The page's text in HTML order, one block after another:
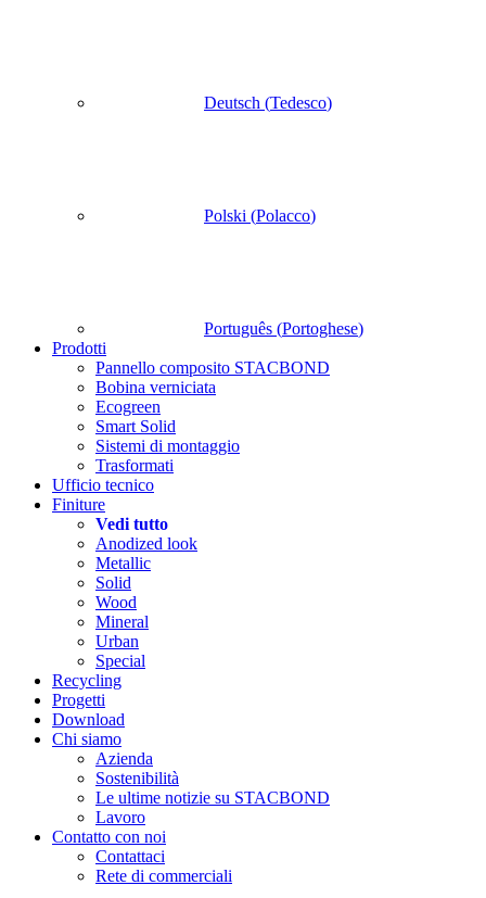
Deutsch (Tedesco)
Polski (Polacco)
Português (Portoghese)
Prodotti
Pannello composito STACBOND
Bobina verniciata
Ecogreen
Smart Solid
Sistemi di montaggio
Trasformati
Ufficio tecnico
Finiture
Vedi tutto
Anodized look
Metallic
Solid
Wood
Mineral
Urban
Special
Recycling
Progetti
Download
Chi siamo
Azienda
Sostenibilità
Le ultime notizie su STACBOND
Lavoro
Contatto con noi
Contattaci
Rete di commerciali